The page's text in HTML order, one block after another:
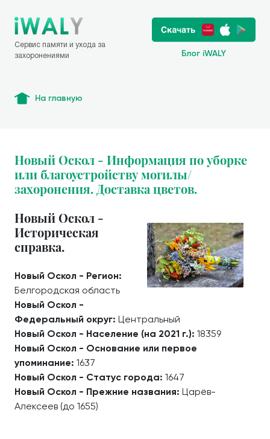
Сервис памяти и ухода за
захоронениями
Блог iWALY
На главную
Новый Оскол - Информация по уборке
или благоустройству могилы/
захоронения. Доставка цветов.
Новый Оскол -
Историческая
справка.
Новый Оскол - Регион:
Белгородская область
Новый Оскол -
Федеральный округ: Центральный
Новый Оскол - Население (на 2021 г.): 18359
Новый Оскол - Основание или первое
упоминание: 1637
Новый Оскол - Статус города: 1647
Новый Оскол - Прежние названия: Царёв-
Алексеев (до 1655)